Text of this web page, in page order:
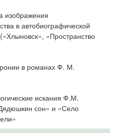
изображения
в автобиографической
«Пространство
в романах Ф. М.
искания Ф.М.
сон» и «Село